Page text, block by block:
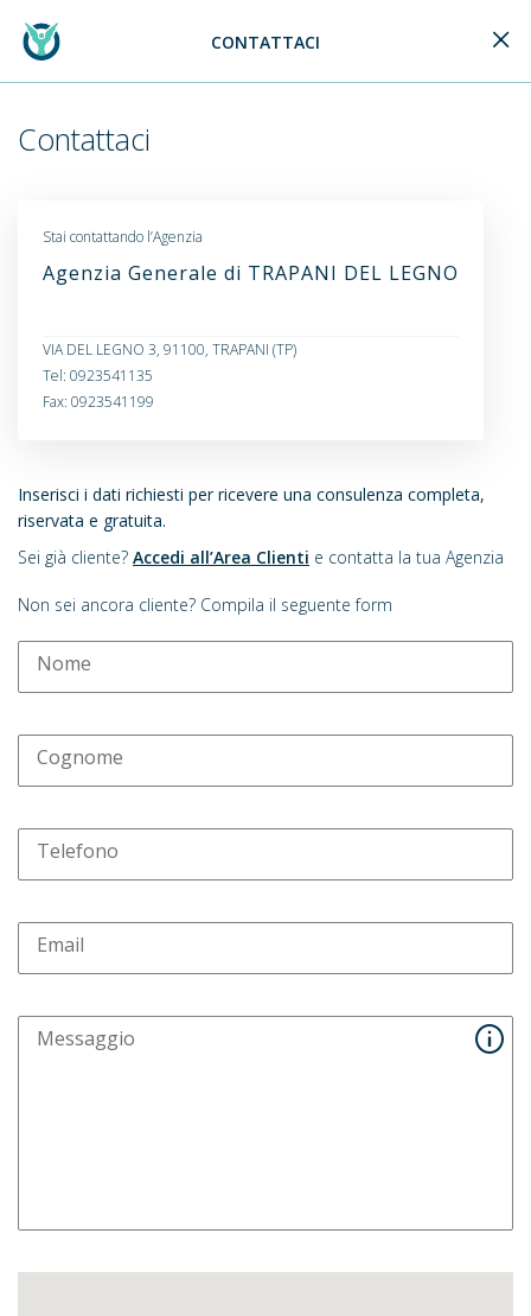
Generali Logo CONTATTACI
Contattaci
Inserisci i dati richiesti per ricevere una consulenza completa,
riservata e gratuita.
Sei già cliente? Accedi all’Area Clienti e contatta la tua Agenzia
Non sei ancora cliente? Compila il seguente form
Nome
Cognome
Telefono
Email
Messaggio
Stai contattando l’Agenzia
Agenzia Generale di TRAPANI DEL LEGNO
VIA DEL LEGNO 3, 91100, TRAPANI (TP)
Tel: 0923541135
Fax: 0923541199